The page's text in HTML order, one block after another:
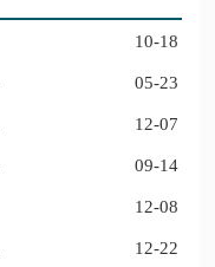
10-18
05-23
12-07
09-14
12-08
12-22